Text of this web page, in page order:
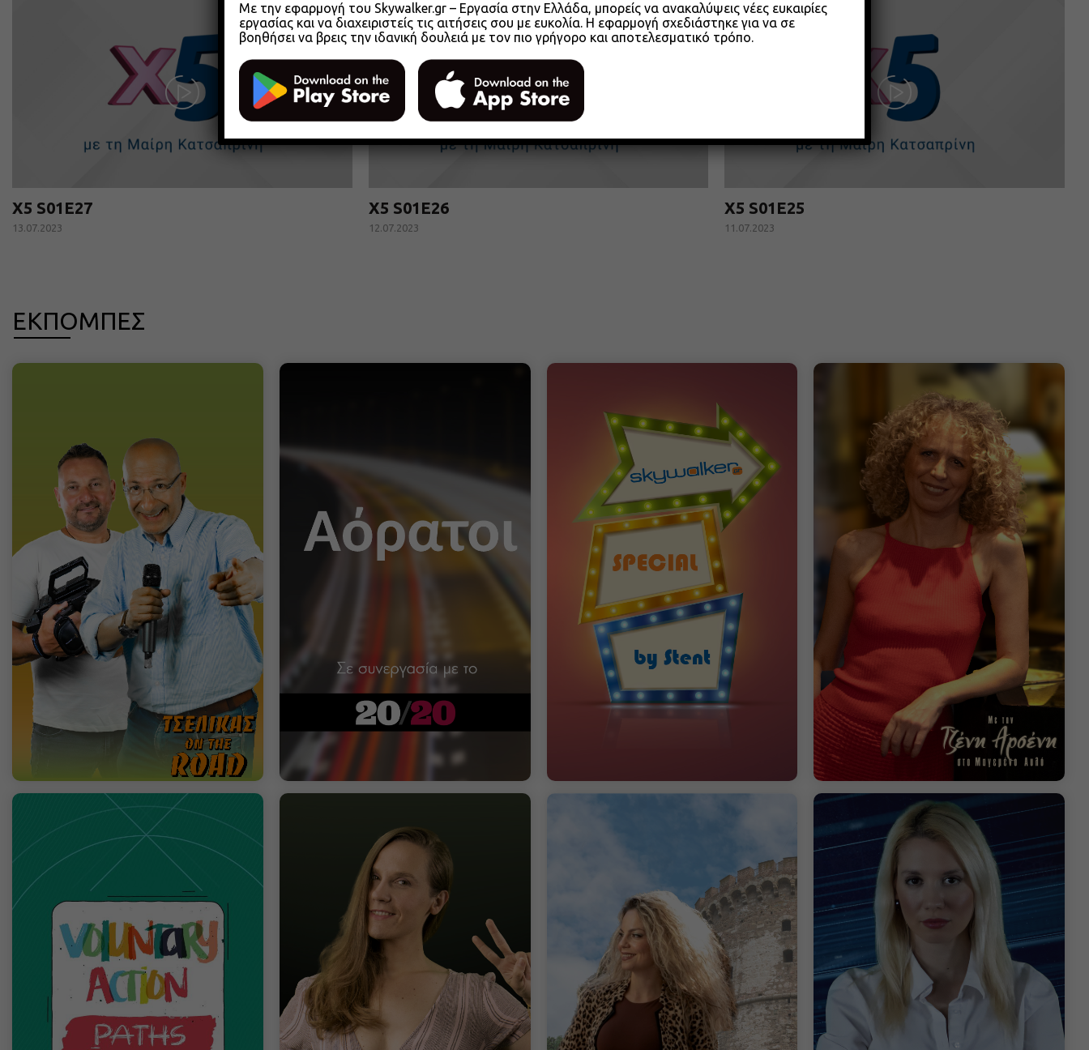
X5 S01E27
13.07.2023
X5 S01E26
12.07.2023
X5 S01E25
11.07.2023
ΕΚΠΟΜΠΕΣ
Με την εφαρμογή του Skywalker.gr – Εργασία στην Ελλάδα, μπορείς να ανακαλύψεις νέες ευκαιρίες
εργασίας και να διαχειριστείς τις αιτήσεις σου με ευκολία. Η εφαρμογή σχεδιάστηκε για να σε
βοηθήσει να βρεις την ιδανική δουλειά με τον πιο γρήγορο και αποτελεσματικό τρόπο.